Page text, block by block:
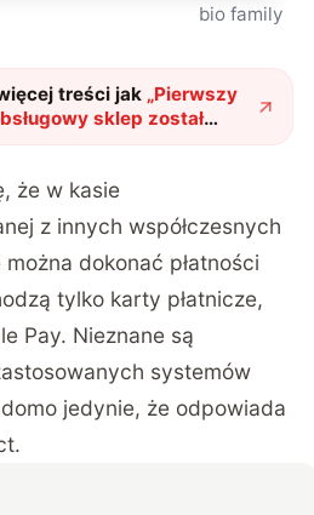
bio family
treści jak „Pierwszy
sklep został
"?
że w kasie
z innych współczesnych
dokonać płatności
tylko karty płatnicze,
Pay. Nieznane są
systemów
jedynie, że odpowiada